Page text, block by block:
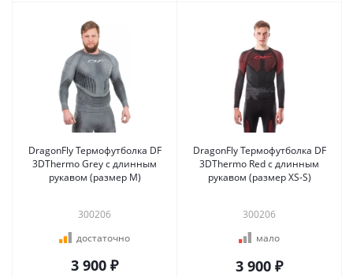
DragonFly Термофутболка DF
3DThermo Grey с длинным
рукавом (размер M)
300206
достаточно
3 900 ₽
DragonFly Термофутболка DF
3DThermo Red с длинным
рукавом (размер XS-S)
300206
мало
3 900 ₽